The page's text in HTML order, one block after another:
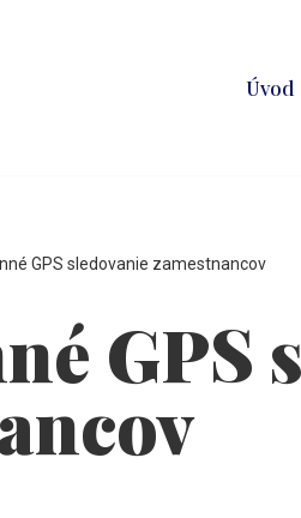
Úvod
GPS sledovanie zamestnancov
GPS